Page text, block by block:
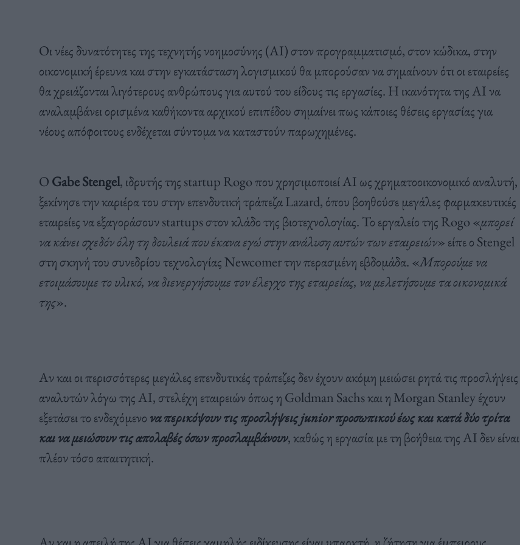
Οι νέες δυνατότητες της τεχνητής νοημοσύνης (AI) στον προγραμματισμό, στον κώδικα, στην
οικονομική έρευνα και στην εγκατάσταση λογισμικού θα μπορούσαν να σημαίνουν ότι οι εταιρείες
θα χρειάζονται λιγότερους ανθρώπους για αυτού του είδους τις εργασίες. Η ικανότητα της AI να
αναλαμβάνει ορισμένα καθήκοντα αρχικού επιπέδου σημαίνει πως κάποιες θέσεις εργασίας για
νέους απόφοιτους ενδέχεται σύντομα να καταστούν παρωχημένες.
Ο Gabe Stengel, ιδρυτής της startup Rogo που χρησιμοποιεί AI ως χρηματοοικονομικό αναλυτή,
ξεκίνησε την καριέρα του στην επενδυτική τράπεζα Lazard, όπου βοηθούσε μεγάλες φαρμακευτικές
εταιρείες να εξαγοράσουν startups στον κλάδο της βιοτεχνολογίας. Το εργαλείο της Rogo «μπορεί
να κάνει σχεδόν όλη τη δουλειά που έκανα εγώ στην ανάλυση αυτών των εταιρειών» είπε ο Stengel
στη σκηνή του συνεδρίου τεχνολογίας Newcomer την περασμένη εβδομάδα. «Μπορούμε να
ετοιμάσουμε το υλικό, να διενεργήσουμε τον έλεγχο της εταιρείας, να μελετήσουμε τα οικονομικά
της».
Αν και οι περισσότερες μεγάλες επενδυτικές τράπεζες δεν έχουν ακόμη μειώσει ρητά τις προσλήψεις
αναλυτών λόγω της AI, στελέχη εταιρειών όπως η Goldman Sachs και η Morgan Stanley έχουν
εξετάσει το ενδεχόμενο να περικόψουν τις προσλήψεις junior προσωπικού έως και κατά δύο τρίτα
και να μειώσουν τις απολαβές όσων προσλαμβάνουν, καθώς η εργασία με τη βοήθεια της AI δεν είναι
πλέον τόσο απαιτητική.